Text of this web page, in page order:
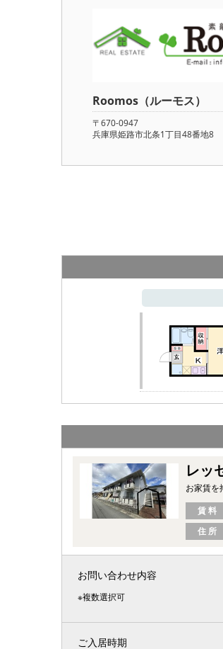
Roomos（ルーモス）
〒670-0947
兵庫県姫路市北条1丁目48番地8
レッ
お家賃を
住 所
賃 料
お問い合わせ内容
※複数選択可
ご入居時期